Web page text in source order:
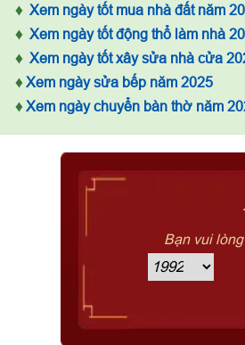
♦ Xem ngày tốt mua nhà đất năm
♦ Xem ngày tốt động thổ làm nhà
♦ Xem ngày tốt xây sửa nhà cửa
♦ Xem ngày sửa bếp năm 2025
♦ Xem ngày chuyển bàn thờ năm
Bạn vui